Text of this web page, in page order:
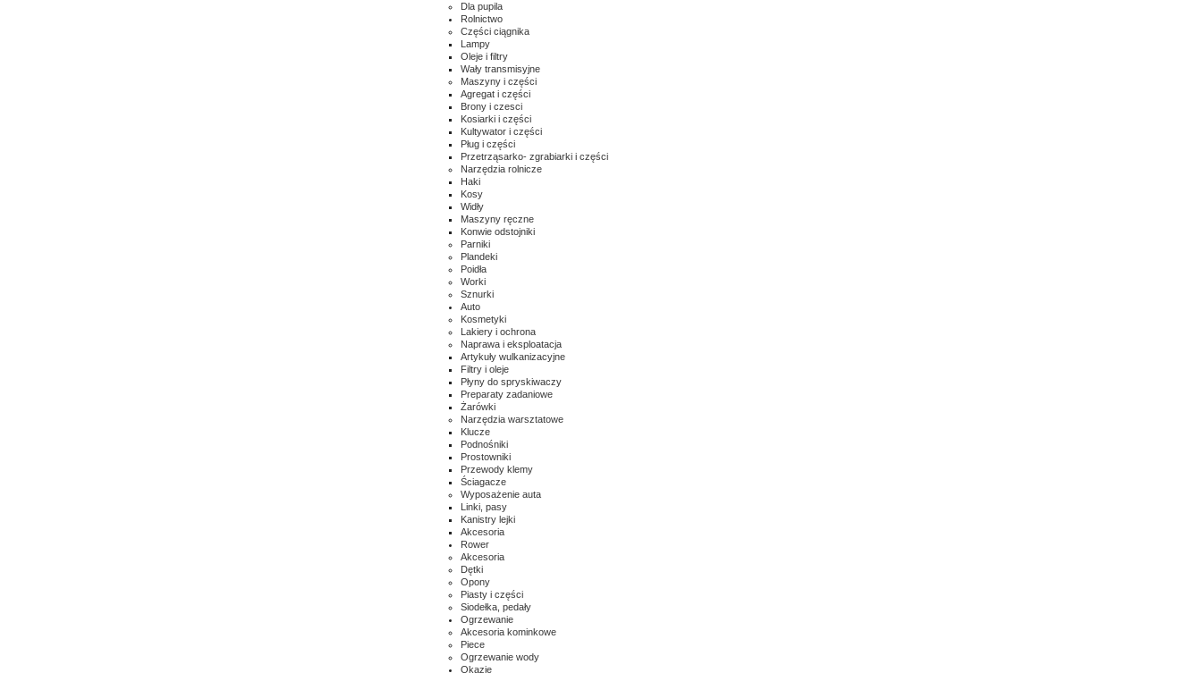
Dla pupila
Rolnictwo
Części ciągnika
Lampy
Oleje i filtry
Wały transmisyjne
Maszyny i części
Agregat i części
Brony i czesci
Kosiarki i części
Kultywator i części
Pług i części
Przetrząsarko- zgrabiarki i części
Narzędzia rolnicze
Haki
Kosy
Widły
Maszyny ręczne
Konwie odstojniki
Parniki
Plandeki
Poidła
Worki
Sznurki
Auto
Kosmetyki
Lakiery i ochrona
Naprawa i eksploatacja
Artykuły wulkanizacyjne
Filtry i oleje
Płyny do spryskiwaczy
Preparaty zadaniowe
Żarówki
Narzędzia warsztatowe
Klucze
Podnośniki
Prostowniki
Przewody klemy
Ściagacze
Wyposażenie auta
Linki, pasy
Kanistry lejki
Akcesoria
Rower
Akcesoria
Dętki
Opony
Piasty i części
Siodełka, pedały
Ogrzewanie
Akcesoria kominkowe
Piece
Ogrzewanie wody
Okazje